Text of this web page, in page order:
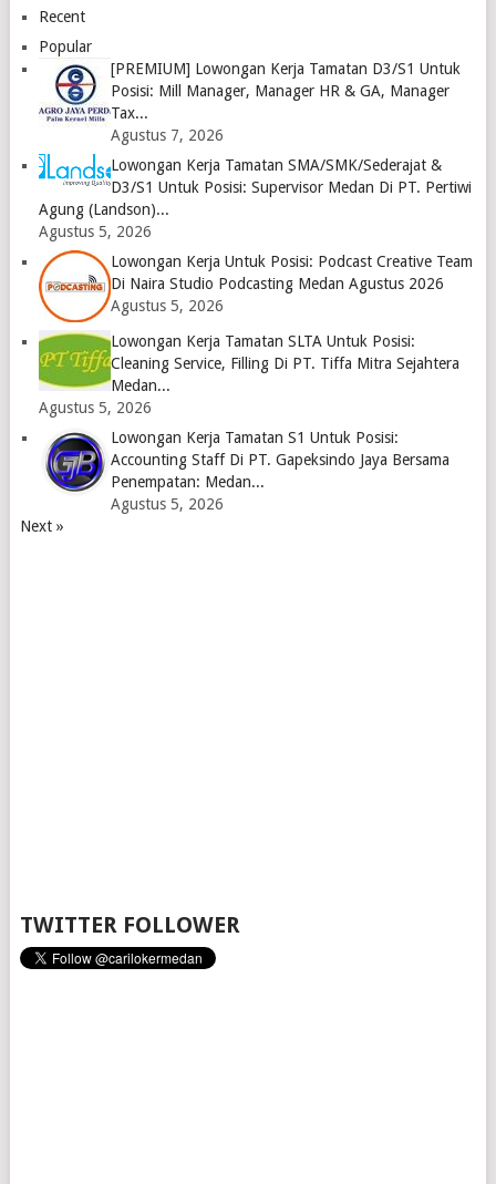
2023
Recent
Popular
[PREMIUM] Lowongan Kerja Tamatan D3/S1 Untuk
Posisi: Mill Manager, Manager HR & GA, Manager
Tax...
Agustus 7, 2026
Lowongan Kerja Tamatan SMA/SMK/Sederajat &
D3/S1 Untuk Posisi: Supervisor Medan Di PT. Pertiwi
Agung (Landson)...
Agustus 5, 2026
Lowongan Kerja Untuk Posisi: Podcast Creative Team
Di Naira Studio Podcasting Medan Agustus 2026
Agustus 5, 2026
Lowongan Kerja Tamatan SLTA Untuk Posisi:
Cleaning Service, Filling Di PT. Tiffa Mitra Sejahtera
Medan...
Agustus 5, 2026
Lowongan Kerja Tamatan S1 Untuk Posisi:
Accounting Staff Di PT. Gapeksindo Jaya Bersama
Penempatan: Medan...
Agustus 5, 2026
Next »
TWITTER FOLLOWER